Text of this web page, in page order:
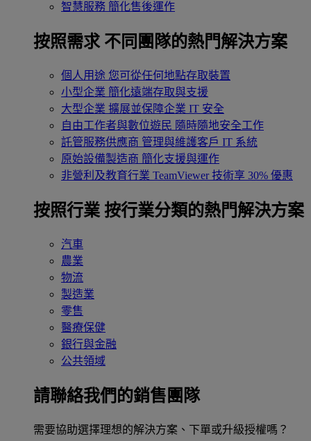
智慧服務 簡化售後運作
按照需求 不同團隊的熱門解決方案
個人用途 您可從任何地點存取裝置
小型企業 簡化遠端存取與支援
大型企業 擴展並保障企業 IT 安全
自由工作者與數位遊民 隨時隨地安全工作
託管服務供應商 管理與維護客戶 IT 系統
原始設備製造商 簡化支援與運作
非營利及教育行業 TeamViewer 技術享 30% 優惠
按照行業 按行業分類的熱門解決方案
汽車
農業
物流
製造業
零售
醫療保健
銀行與金融
公共領域
請聯絡我們的銷售團隊
需要協助選擇理想的解決方案、下單或升級授權嗎？